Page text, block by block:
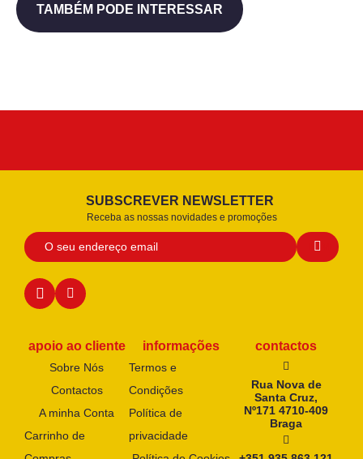
TAMBÉM PODE INTERESSAR
SUBSCREVER NEWSLETTER
Receba as nossas novidades e promoções
apoio ao cliente
Sobre Nós
Contactos
A minha Conta
Carrinho de
informações
Termos e
Condições
Política de
privacidade
contactos
Rua Nova de
Santa Cruz,
Nº171 4710-409
Braga